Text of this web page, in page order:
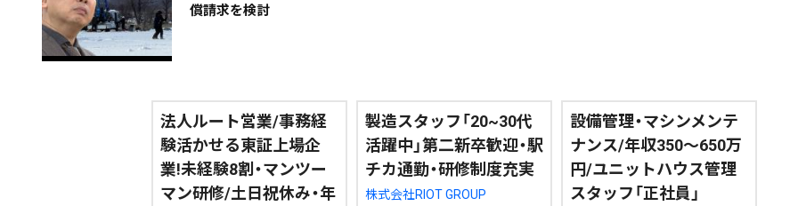
償請求を検討
法人ルート営業/事務経
験活かせる東証上場企
業!未経験8割・マンツー
マン研修/土日祝休み・年
製造スタッフ「20~30代
活躍中」第二新卒歓迎・駅
チカ通勤・研修制度充実
株式会社RIOT GROUP
設備管理・マシンメンテ
ナンス/年収350～650万
円/ユニットハウス管理
スタッフ「正社員」